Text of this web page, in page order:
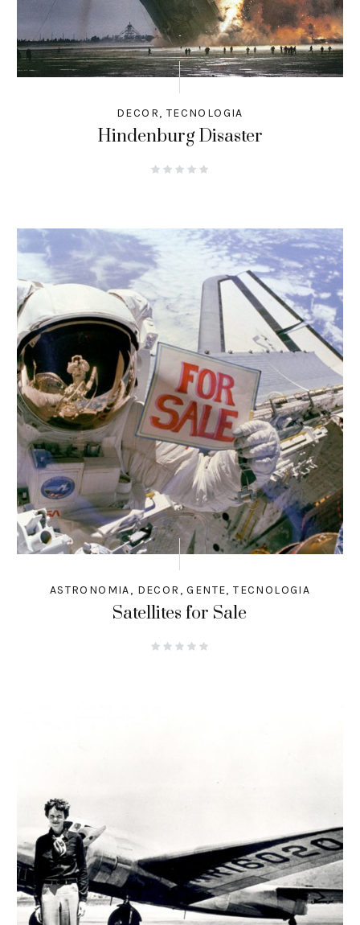
DECOR, TECNOLOGIA
Hindenburg Disaster
ASTRONOMIA, DECOR ,GENTE,TECNOLOGIA
Satellites for Sale